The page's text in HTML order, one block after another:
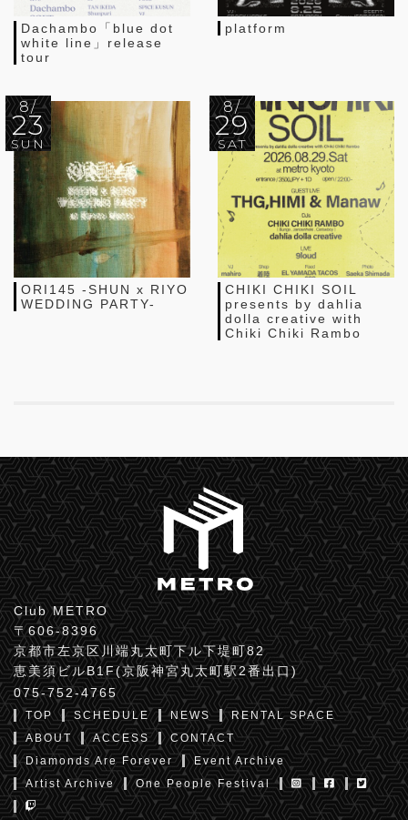
Dachambo「blue dot
white line」release
tour
platform
8/
23
SUN
ORI145 -SHUN x RIYO
WEDDING PARTY-
8/
29
SAT
CHIKI CHIKI SOIL
presents by dahlia
dolla creative with
Chiki Chiki Rambo
Club METRO
〒606-8396
京都市左京区川端丸太町下ル下堤町82
恵美須ビルB1F(京阪神宮丸太町駅2番出口)
075-752-4765
TOP SCHEDULE NEWS
RENTAL SPACE
ABOUT
ACCESS
CONTACT
Diamonds Are Forever
Event Archive
Artist Archive
One People Festival